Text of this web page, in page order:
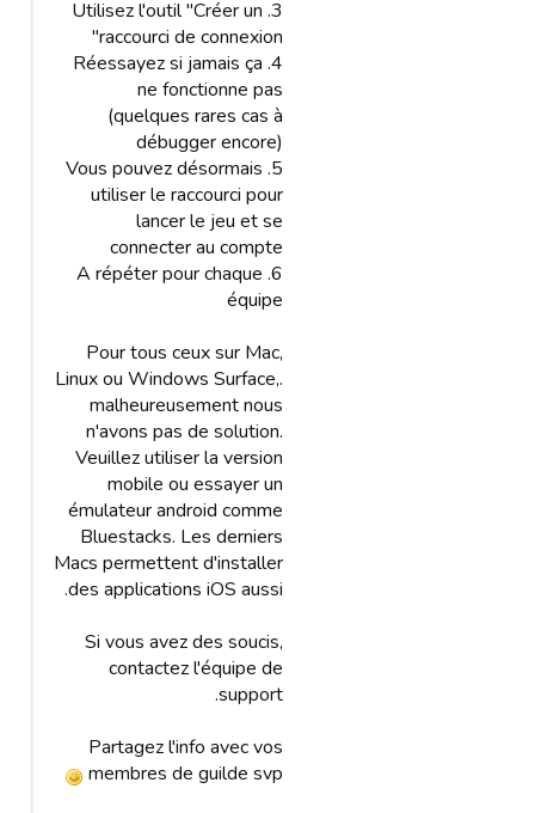
3. Utilisez l'outil "Créer un
raccourci de connexion"
4. Réessayez si jamais ça
ne fonctionne pas
(quelques rares cas à
débugger encore)
5. Vous pouvez désormais
utiliser le raccourci pour
lancer le jeu et se
connecter au compte
6. A répéter pour chaque
équipe
Pour tous ceux sur Mac,
Linux ou Windows Surface,.
malheureusement nous
n'avons pas de solution.
Veuillez utiliser la version
mobile ou essayer un
émulateur android comme
Bluestacks. Les derniers
Macs permettent d'installer
des applications iOS aussi.
Si vous avez des soucis,
contactez l'équipe de
support.
Partagez l'info avec vos
membres de guilde svp